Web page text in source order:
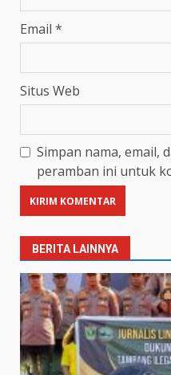
Email *
Situs Web
Simpan nama, email,
peramban ini untuk
BERITA LAINNYA